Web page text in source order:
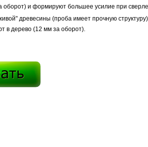
оборот) и формируют большее усилие при
древесины (проба имеет прочную
в дерево (12 мм за оборот).